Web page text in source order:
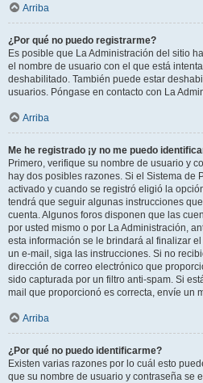
Arriba
¿Por qué no puedo registrarme?
Es posible que La Administración del sitio
el nombre de usuario con el que está
deshabilitado. También puede estar
usuarios. Póngase en contacto con La
Arriba
Me he registrado ¡y no me puedo
Primero, verifique su nombre de usuario y
hay dos posibles razones. Si el Sistema de
activado y cuando se registró eligió la
tendrá que seguir algunas instrucciones
cuenta. Algunos foros disponen que las
por usted mismo o por La Administración,
esta información se le brindará al finalizar
un e-mail, siga las instrucciones. Si no
dirección de correo electrónico que
sido capturada por un filtro anti-spam. Si
mail que proporcionó es correcta, envíe un
Arriba
¿Por qué no puedo identificarme?
Existen varias razones por lo cuál esto
que su nombre de usuario y contraseña se